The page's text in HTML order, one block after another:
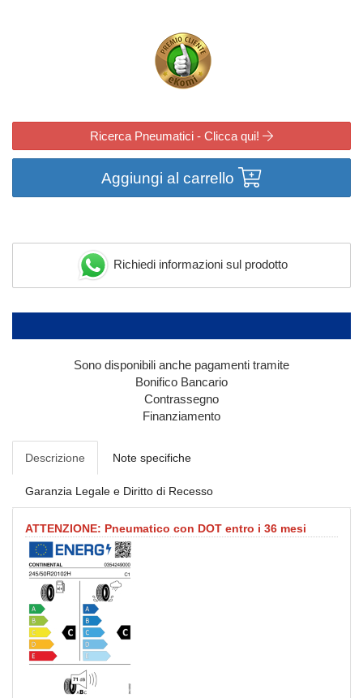
Ricerca Pneumatici - Clicca qui!
Aggiungi al carrello
Richiedi informazioni sul prodotto
Sono disponibili anche pagamenti tramite
Bonifico Bancario
Contrassegno
Finanziamento
Descrizione Note specifiche
Garanzia Legale e Diritto di Recesso
ATTENZIONE: Pneumatico con DOT entro i 36 mesi